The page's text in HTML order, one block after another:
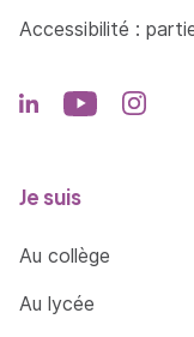
Accessibilité :
Je suis
Au collège
Au lycée